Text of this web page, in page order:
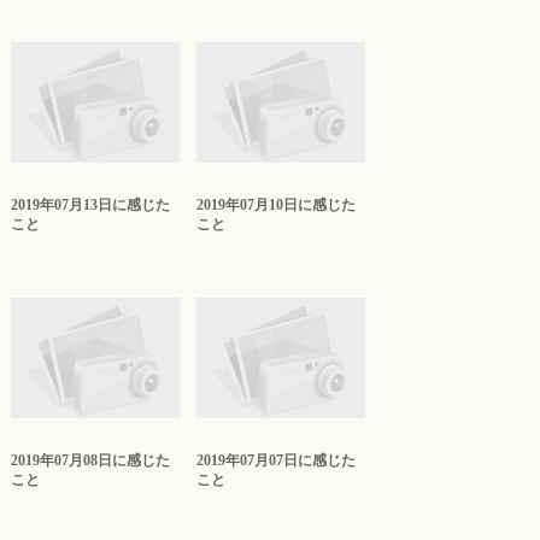
2019年07月13日に感じた
こと
2019年07月10日に感じた
こと
2019年07月08日に感じた
こと
2019年07月07日に感じた
こと